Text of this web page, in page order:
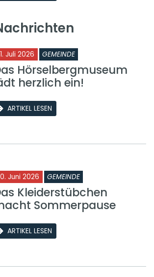
Juli 2026 GEMEINDE
Hörselbergmuseum
herzlich ein!
ARTIKEL LESEN
Juni 2026 GEMEINDE
Kleiderstübchen
Sommerpause
ARTIKEL LESEN